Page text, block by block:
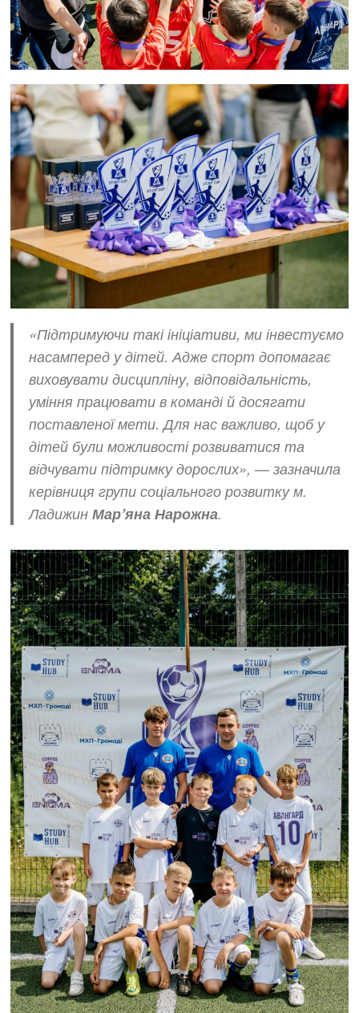
«Підтримуючи такі ініціативи, ми інвестуємо
насамперед у дітей. Адже спорт допомагає
виховувати дисципліну, відповідальність,
уміння працювати в команді й досягати
поставленої мети. Для нас важливо, щоб у
дітей були можливості розвиватися та
відчувати підтримку дорослих», — зазначила
керівниця групи соціального розвитку м.
Ладижин Мар’яна Нарожна.